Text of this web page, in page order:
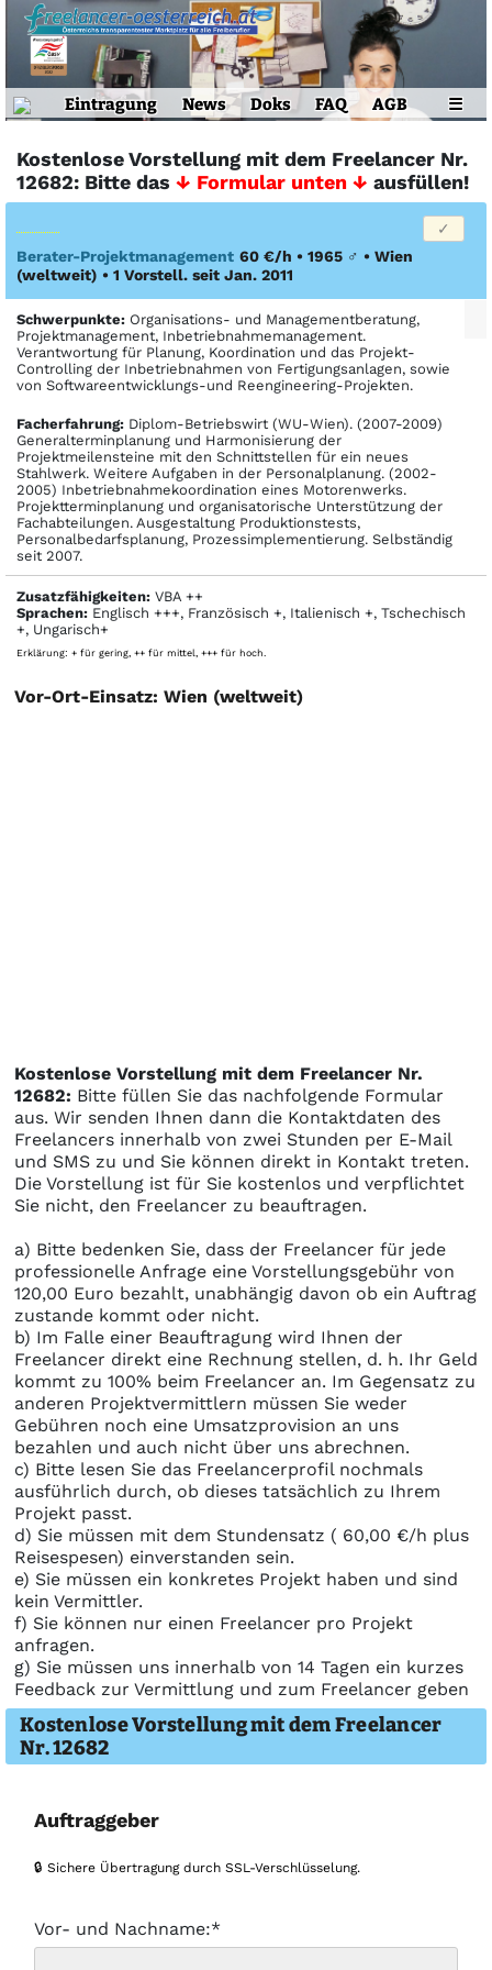
Eintragung News Doks FAQ AGB ☰
Kostenlose Vorstellung mit dem Freelancer Nr.
12682: Bitte das ↓ Formular unten ↓ ausfüllen!
Berater-Projektmanagement 60 €/h • 1965 ♂ • Wien
(weltweit) • 1 Vorstell. seit Jan. 2011
Schwerpunkte: Organisations- und Managementberatung,
Projektmanagement, Inbetriebnahmemanagement.
Verantwortung für Planung, Koordination und das Projekt-
Controlling der Inbetriebnahmen von Fertigungsanlagen, sowie
von Softwareentwicklungs-und Reengineering-Projekten.
Facher­fahrung: Diplom-Betriebswirt (WU-Wien). (2007-2009)
Generalterminplanung und Harmonisierung der
Projektmeilensteine mit den Schnittstellen für ein neues
Stahlwerk. Weitere Aufgaben in der Personalplanung. (2002-
2005) Inbetriebnahmekoordination eines Motorenwerks.
Projektterminplanung und organisatorische Unterstützung der
Fachabteilungen. Ausgestaltung Produktionstests,
Personalbedarfsplanung, Prozessimplementierung. Selbständig
seit 2007.
Zusatzfähigkeiten: VBA ++
Sprachen: Englisch +++, Französisch +, Italienisch +, Tschechisch
+, Ungarisch+
Erklärung: + für gering, ++ für mittel, +++ für hoch.
Vor-Ort-Einsatz: Wien (weltweit)
Kostenlose Vorstellung mit dem Freelancer Nr.
12682: Bitte füllen Sie das nachfolgende Formular
aus. Wir senden Ihnen dann die Kontaktdaten des
Freelancers innerhalb von zwei Stunden per E-Mail
und SMS zu und Sie können direkt in Kontakt treten.
Die Vorstellung ist für Sie kostenlos und verpflichtet
Sie nicht, den Freelancer zu beauftragen.
a) Bitte bedenken Sie, dass der Freelancer für jede
professionelle Anfrage eine Vorstellungsgebühr von
120,00 Euro bezahlt, unabhängig davon ob ein Auftrag
zustande kommt oder nicht.
b) Im Falle einer Beauftragung wird Ihnen der
Freelancer direkt eine Rechnung stellen, d. h. Ihr Geld
kommt zu 100% beim Freelancer an. Im Gegensatz zu
anderen Projektvermittlern müssen Sie weder
Gebühren noch eine Umsatzprovision an uns
bezahlen und auch nicht über uns abrechnen.
c) Bitte lesen Sie das Freelancerprofil nochmals
ausführlich durch, ob dieses tatsächlich zu Ihrem
Projekt passt.
d) Sie müssen mit dem Stundensatz ( 60,00 €/h plus
Reisespesen) einverstanden sein.
e) Sie müssen ein konkretes Projekt haben und sind
kein Vermittler.
f) Sie können nur einen Freelancer pro Projekt
anfragen.
g) Sie müssen uns innerhalb von 14 Tagen ein kurzes
Feedback zur Vermittlung und zum Freelancer geben
Kostenlose Vorstellung mit dem Freelancer
Nr. 12682
Auftraggeber
🔒 Sichere Übertragung durch SSL-Verschlüsselung.
Vor- und Nachname:*